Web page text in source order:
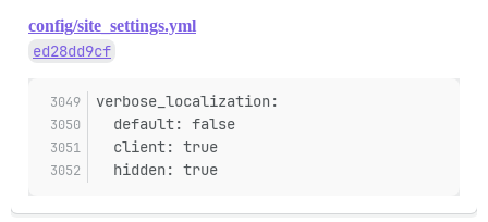
config/site_settings.yml
ed28dd9cf
verbose_localization:
  default: false
  client: true
  hidden: true